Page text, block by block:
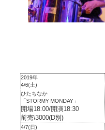
2019年
4/6(土)
ひたちなか
「STORMY MONDAY」
開場18:00/開演18:30
前売\3000(D別)
4/7(日)